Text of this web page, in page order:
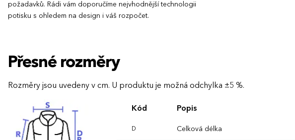
požadavků. Rádi vám doporučíme nejvhodnější technologii
potisku s ohledem na design i váš rozpočet.
Přesné rozměry
Rozměry jsou uvedeny v cm. U produktu je možná odchylka ±5 %.
Kód Popis
D Celková délka